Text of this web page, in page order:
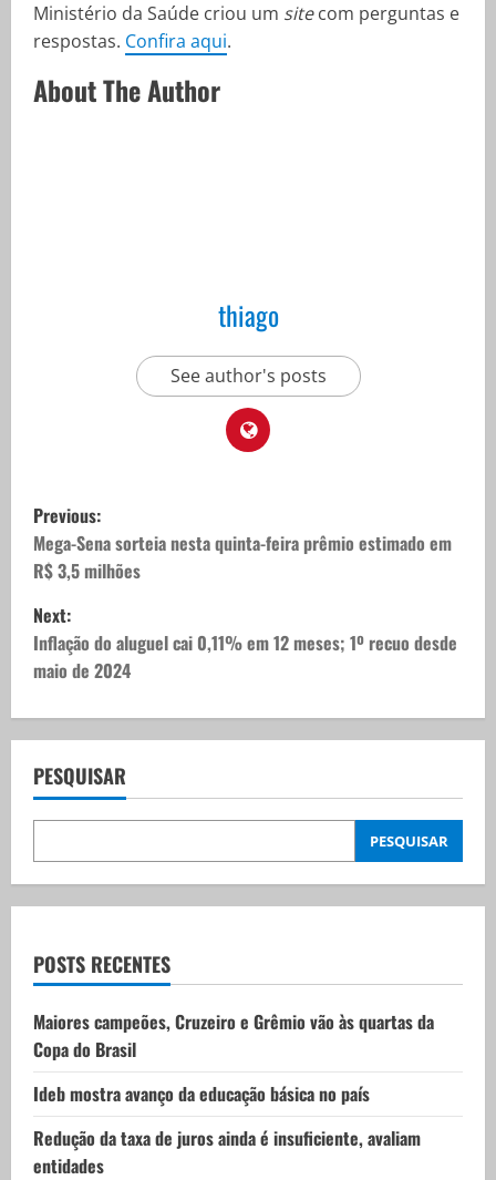
Ministério da Saúde criou um sitecom perguntas e
respostas. Confira aqui.
About The Author
thiago
See author's posts
P
o
s
t
n
a
v
i
g
t
i
o
n
Previous:
Mega-Sena sorteia nesta quinta-feira prêmio estimado em
R$ 3,5 milhões
Next:
Inflação do aluguel cai 0,11% em 12 meses; 1º recuo desde
maio de 2024
PESQUISAR
PESQUISAR
POSTS RECENTES
Maiores campeões, Cruzeiro e Grêmio vão às quartas da
Copa do Brasil
Ideb mostra avanço da educação básica no país
Redução da taxa de juros ainda é insuficiente, avaliam
entidades